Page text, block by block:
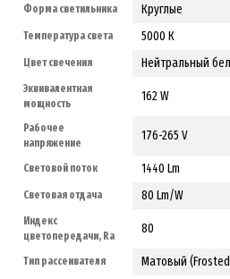
Форма светильника Круглые
Температура света 5000 К
Цвет свечения Нейтральный
Эквивалентная
мощность
162 W
Рабочее
напряжение
176-265 V
Световой поток 1440 Lm
Световая отдача 80 Lm/W
Индекс
цветопередачи, Ra
80
Тип рассеивателя Матовый